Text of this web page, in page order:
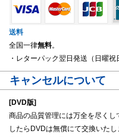
送料
全国一律無料。
・レターパック翌日発送（日曜祝
キャンセルについて
[DVD版]
商品の品質管理には万全を尽くし
したらDVDは無償にて交換いた